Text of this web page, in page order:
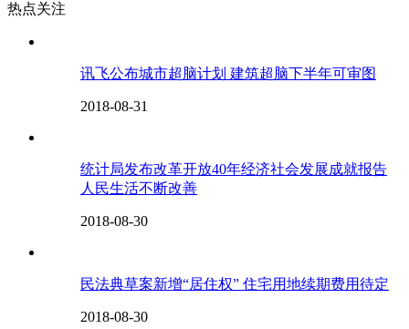
热点关注
讯飞公布城市超脑计划 建筑超脑下半年可审图
2018-08-31
统计局发布改革开放40年经济社会发展成就报告
人民生活不断改善
2018-08-30
民法典草案新增“居住权” 住宅用地续期费用待定
2018-08-30